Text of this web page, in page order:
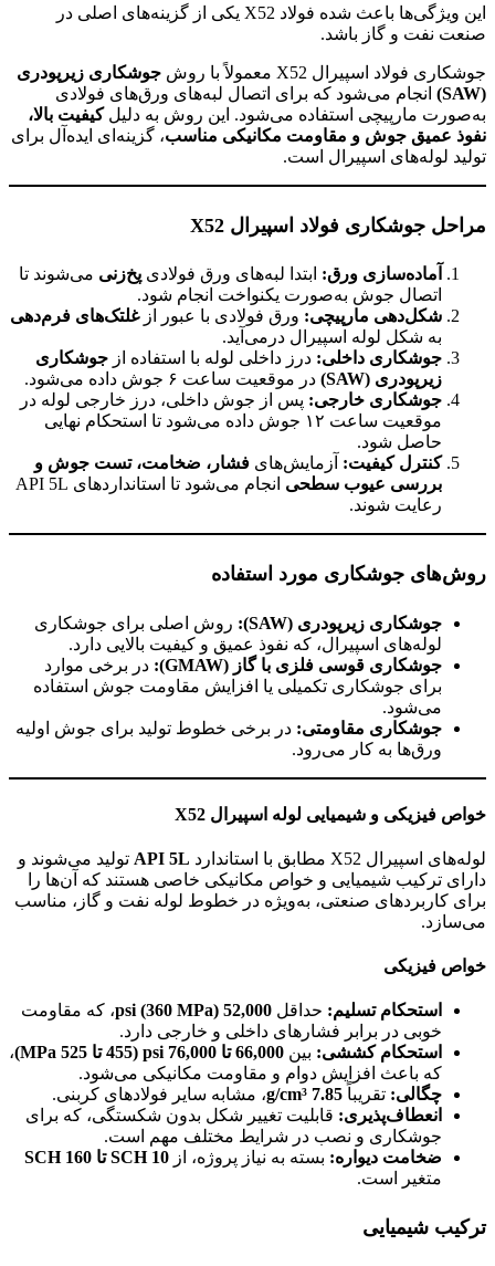
این ویژگی‌ها باعث شده فولاد X52 یکی از گزینه‌های اصلی در
صنعت نفت و گاز باشد.
جوشکاری فولاد اسپیرال X52 معمولاً با روش
جوشکاری زیرپودری
(SAW)
انجام می‌شود که برای اتصال لبه‌های ورق‌های فولادی
به‌صورت مارپیچی استفاده می‌شود. این روش به دلیلکیفیت بالا،
نفوذ عمیق جوش و مقاومت مکانیکی مناسب، گزینه‌ای ایده‌آل برای
تولید لوله‌های اسپیرال است.
مراحل جوشکاری فولاد اسپیرال
آماده‌سازی ورق: ابتدا لبه‌های ورق فولادی پخ‌زنی می‌شوند تا
اتصال جوش به‌صورت یکنواخت انجام شود.
شکل‌دهی مارپیچی: ورق فولادی با عبور ازغلتک‌های فرم‌دهی
به شکل لوله اسپیرال درمی‌آید.
جوشکاری داخلی: درز داخلی لوله با استفاده از جوشکاری
زیرپودری (SAW)
در موقعیت ساعت ۶ جوش داده می‌شود.
جوشکاری خارجی: پس از جوش داخلی، درز خارجی لوله در
موقعیت ساعت ۱۲ جوش داده می‌شود تا استحکام نهایی
حاصل شود.
کنترل کیفیت: آزمایش‌های فشار، ضخامت، تست جوش و
بررسی عیوب سطحی
انجام می‌شود تا استانداردهای API 5L
رعایت شوند.
روش‌های جوشکاری مورد استفاده
جوشکاری زیرپودری (SAW):
روش اصلی برای جوشکاری
لوله‌های اسپیرال، که نفوذ عمیق و کیفیت بالایی دارد.
جوشکاری قوسی فلزی با گاز (GMAW):
در برخی موارد
برای جوشکاری تکمیلی یا افزایش مقاومت جوش استفاده
می‌شود.
جوشکاری مقاومتی: در برخی خطوط تولید برای جوش اولیه
ورق‌ها به کار می‌رود.
خواص فیزیکی و شیمیایی لوله اسپیرال
لوله‌های اسپیرال X52 مطابق با استاندارد API 5L تولید می‌شوند و
دارای ترکیب شیمیایی و خواص مکانیکی خاصی هستند که آن‌ها را
برای کاربردهای صنعتی، به‌ویژه در خطوط لوله نفت و گاز، مناسب
می‌سازد.
خواص فیزیکی
استحکام تسلیم: حداقل 52,000 psi (360 MPa)
، که مقاومت
خوبی در برابر فشارهای داخلی و خارجی دارد.
استحکام کششی: بین 66,000 تا 76,000 تا 525
،
که باعث افزایش دوام و مقاومت مکانیکی می‌شود.
چگالی: تقریباً 7.85 g/cm³
، مشابه سایر فولادهای کربنی.
انعطاف‌پذیری: قابلیت تغییر شکل بدون شکستگی، که برای
جوشکاری و نصب در شرایط مختلف مهم است.
ضخامت دیواره: بسته به نیاز پروژه، از SCH 10 تا
متغیر است.
ترکیب شیمیایی